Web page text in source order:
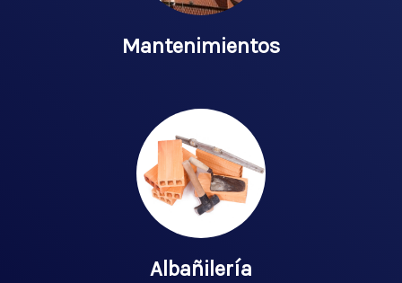
Mantenimientos
Albañilería